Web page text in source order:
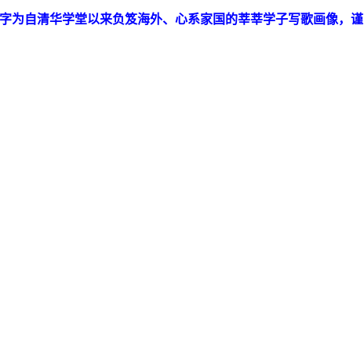
为自清华学堂以来负笈海外、心系家国的莘莘学子写歌画像，谨